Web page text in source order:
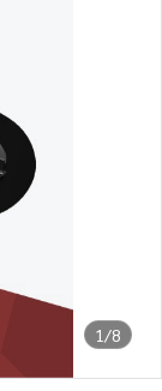
1/8